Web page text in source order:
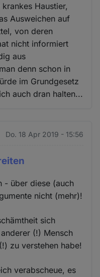
Haustier,
Ausweichen auf
von deren
nicht informiert
aus
denn schon in
im Grundgesetz
auch dran halten...
Do. 18 Apr 2019 - 15:56
- über diese (auch
nicht (mehr)!
sich
(!) Mensch
zu verstehen habe!
verabscheue, es